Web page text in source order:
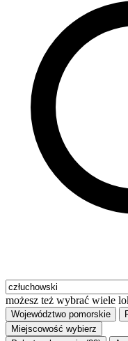
możesz też wybrać wiele
Województwo pomorskie
Miejscowość wybierz